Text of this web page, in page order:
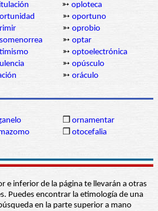
➳ oploteca
➳ oportuno
➳ oprobio
➳ optar
➳ optoelectrónica
➳ opúsculo
➳ oráculo
❒ ornamentar
❒ otocefalia
e inferior de la página te llevarán a otras
Puedes encontrar la etimología de una
en la parte superior a mano